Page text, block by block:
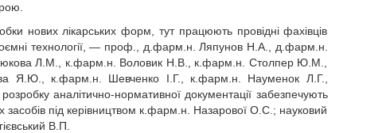
нових лікарських форм, тут працюють провідні фахівців
технології, — проф., д.фарм.н. Ляпунов Н.А., д.фарм.н.
Л.М., к.фарм.н. Воловик Н.В., к.фарм.н. Столпер Ю.М.,
Я.Ю., к.фарм.н. Шевченко І.Г., к.фарм.н. Науменок Л.Г.,
аналітично-нормативної документації забезпечують
засобів під керівництвом к.фарм.н. Назарової О.С.; науковий
В.П.